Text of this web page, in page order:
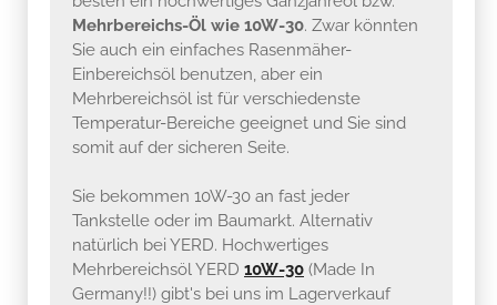
Mehrbereichs-Öl wie 10W-30. Zwar könnten
Sie auch ein einfaches Rasenmäher-
Einbereichsöl benutzen, aber ein
Mehrbereichsöl ist für verschiedenste
Temperatur-Bereiche geeignet und Sie sind
somit auf der sicheren Seite.
Sie bekommen 10W-30 an fast jeder
Tankstelle oder im Baumarkt. Alternativ
natürlich bei YERD. Hochwertiges
Mehrbereichsöl YERD 10W-30 (Made In
Germany!!) gibt's bei uns im Lagerverkauf